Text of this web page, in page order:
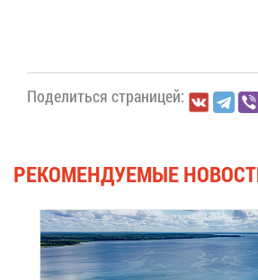
По­де­лить­ся стра­ни­цей:
РЕ­КО­МЕН­ДУ­Е­МЫЕ